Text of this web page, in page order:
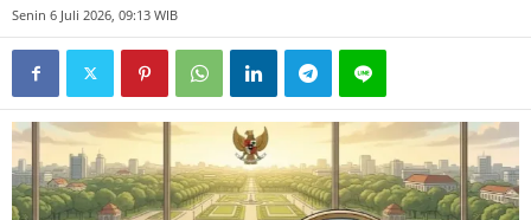
Senin 6 Juli 2026, 09:13 WIB